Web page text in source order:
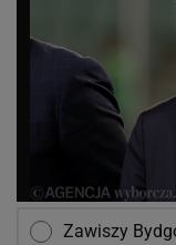
Zawiszy